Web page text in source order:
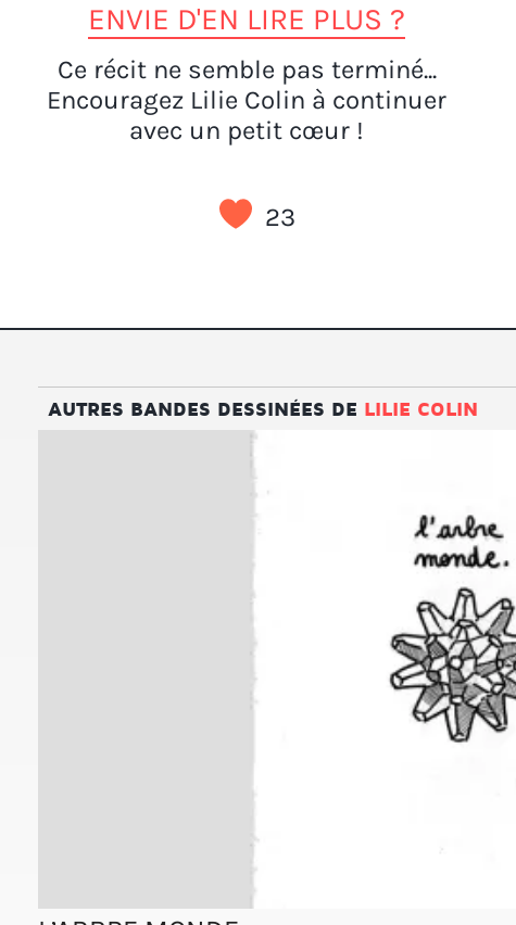
ENVIE D'EN LIRE PLUS ?
Ce récit ne semble pas terminé...
Encouragez Lilie Colin à continuer
avec un petit cœur !
23
AUTRES BANDES DESSINÉES DE LILIE COLIN